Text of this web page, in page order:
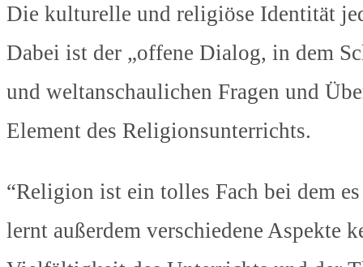
Die kulturelle und religiöse Identität
Dabei ist der „offene Dialog, in dem
und weltanschaulichen Fragen und
Element des Religionsunterrichts.
“Religion ist ein tolles Fach bei dem
lernt außerdem verschiedene Aspekte